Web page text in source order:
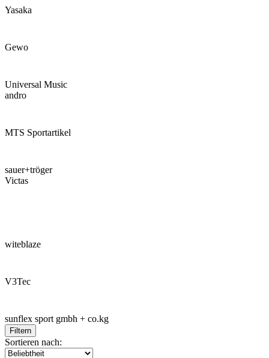
Yasaka
Gewo
Universal Music
andro
MTS Sportartikel
sauer+tröger
Victas
witeblaze
V3Tec
sunflex sport gmbh + co.kg
Filtern
Sortieren nach: